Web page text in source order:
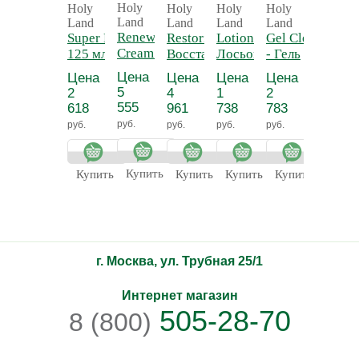
Holy
Land
Super Lotion
125 мл -
Лосьон для
растворения
комедонов
Цена
2
618
руб.
Купить
Holy
Land
Renewal
Cream -
Обновляющий
крем
Цена
5
555
руб.
Купить
Holy
Land
Restoring Cream -
Восстанавливающий
крем
Цена
4
961
руб.
Купить
Holy
Land
Lotion -
Лосьон-
тоник с
азуленом
Цена
1
738
руб.
Купить
Holy
Land
Gel Cleanser
- Гель
очищающий
Цена
2
783
руб.
Купить
г. Москва, ул. Трубная 25/1
Интернет магазин
8 (800) 505-28-70